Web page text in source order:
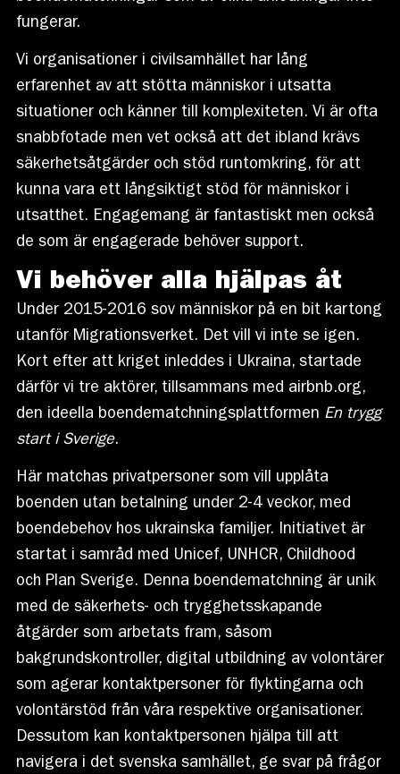
fungerar.
Vi organisationer i civilsamhället har lång
erfarenhet av att stötta människor i utsatta
situationer och känner till komplexiteten. Vi är ofta
snabbfotade men vet också att det ibland krävs
säkerhetsåtgärder och stöd runtomkring, för att
kunna vara ett långsiktigt stöd för människor i
utsatthet. Engagemang är fantastiskt men också
de som är engagerade behöver support.
Vi behöver alla hjälpas åt
Under 2015-2016 sov människor på en bit kartong
utanför Migrationsverket. Det vill vi inte se igen.
Kort efter att kriget inleddes i Ukraina, startade
därför vi tre aktörer, tillsammans med airbnb.org,
den ideella boendematchningsplattformen En trygg
start i Sverige.
Här matchas privatpersoner som vill upplåta
boenden utan betalning under 2-4 veckor, med
boendebehov hos ukrainska familjer. Initiativet är
startat i samråd med Unicef, UNHCR, Childhood
och Plan Sverige. Denna boendematchning är unik
med de säkerhets- och trygghetsskapande
åtgärder som arbetats fram, såsom
bakgrundskontroller, digital utbildning av volontärer
som agerar kontaktpersoner för flyktingarna och
volontärstöd från våra respektive organisationer.
Dessutom kan kontaktpersonen hjälpa till att
navigera i det svenska samhället, ge svar på frågor